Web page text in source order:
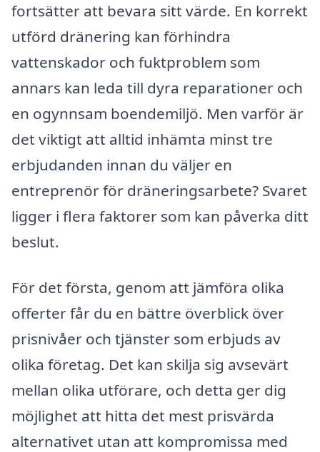
fortsätter att bevara sitt värde. En korrekt
utförd dränering kan förhindra
vattenskador och fuktproblem som
annars kan leda till dyra reparationer och
en ogynnsam boendemiljö. Men varför är
det viktigt att alltid inhämta minst tre
erbjudanden innan du väljer en
entreprenör för dräneringsarbete? Svaret
ligger i flera faktorer som kan påverka ditt
beslut.
För det första, genom att jämföra olika
offerter får du en bättre överblick över
prisnivåer och tjänster som erbjuds av
olika företag. Det kan skilja sig avsevärt
mellan olika utförare, och detta ger dig
möjlighet att hitta det mest prisvärda
alternativet utan att kompromissa med